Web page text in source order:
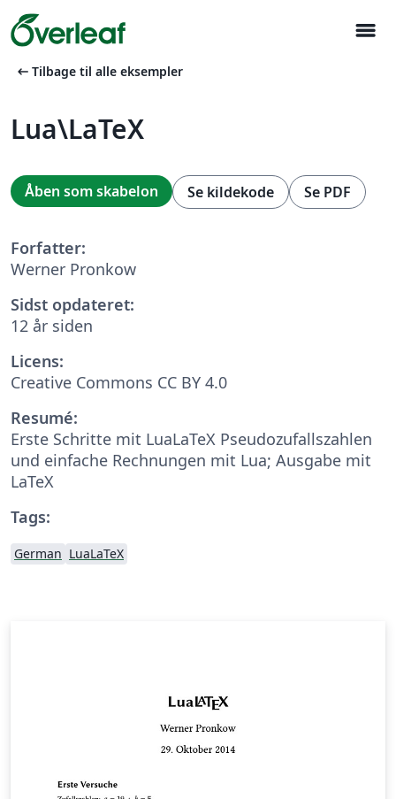
menu
arrow_left_alt Tilbage til alle eksempler
Lua\LaTeX
Åben som skabelon Se kildekode Se PDF
Forfatter:
Werner Pronkow
Sidst opdateret:
12 år siden
Licens:
Creative Commons CC BY 4.0
Resumé:
Erste Schritte mit LuaLaTeX Pseudozufallszahlen
und einfache Rechnungen mit Lua; Ausgabe mit
LaTeX
Tags:
German LuaLaTeX